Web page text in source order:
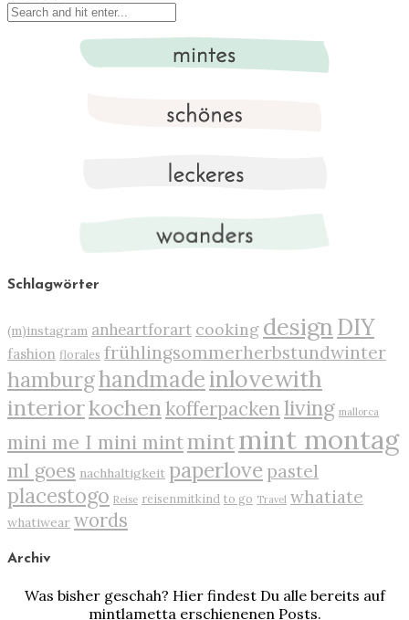
Schlagwörter
(m)instagram anheartforart cooking designDIY
fashion florales frühlingsommerherbstundwinter
hamburghandmadeinlovewith
interiorkochenkofferpackenliving mallorca
mini me I mini mintmintmint montag
ml goes nachhaltigkeit paperlove pastel
placestogo Reise reisenmitkind to go Travel whatiate
whatiwear words
Archiv
Was bisher geschah? Hier findest Du alle bereits auf
mintlametta erschienenen Posts.